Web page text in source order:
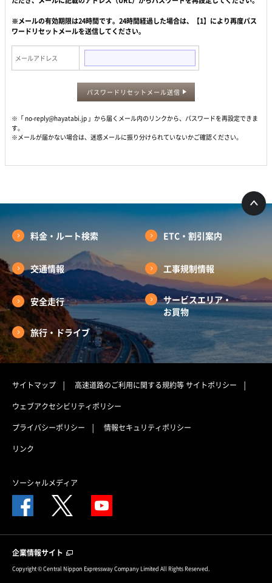
※メールの有効期限は24時間です。24時間経過した場合は、【1】により再度パス
ワードリセットメールを送信してください。
メールアドレス
パスワードリセットメール送信
※「 no-reply@hayatabi.jp 」から届くメール内のリンクから、パスワードを再設定できま
す。
※メールが届かない場合は、迷惑メールに振り分けられていないかご確認ください。
料金・ルート検索 ETC・割引案内
交通情報 工事規制情報
安全走行
サービスエリア・
お買物
旅行・ドライブ
サイトマップ 高速道路のご利用に関する規約等サイトポリシー
ウェブアクセシビリティポリシー
プライバシーポリシー
情報セキュリティポリシー
リンク
ソーシャルメディア
企業情報サイト
Copyright © Central Nippon Expressway Company Limited All Rights Reserved.